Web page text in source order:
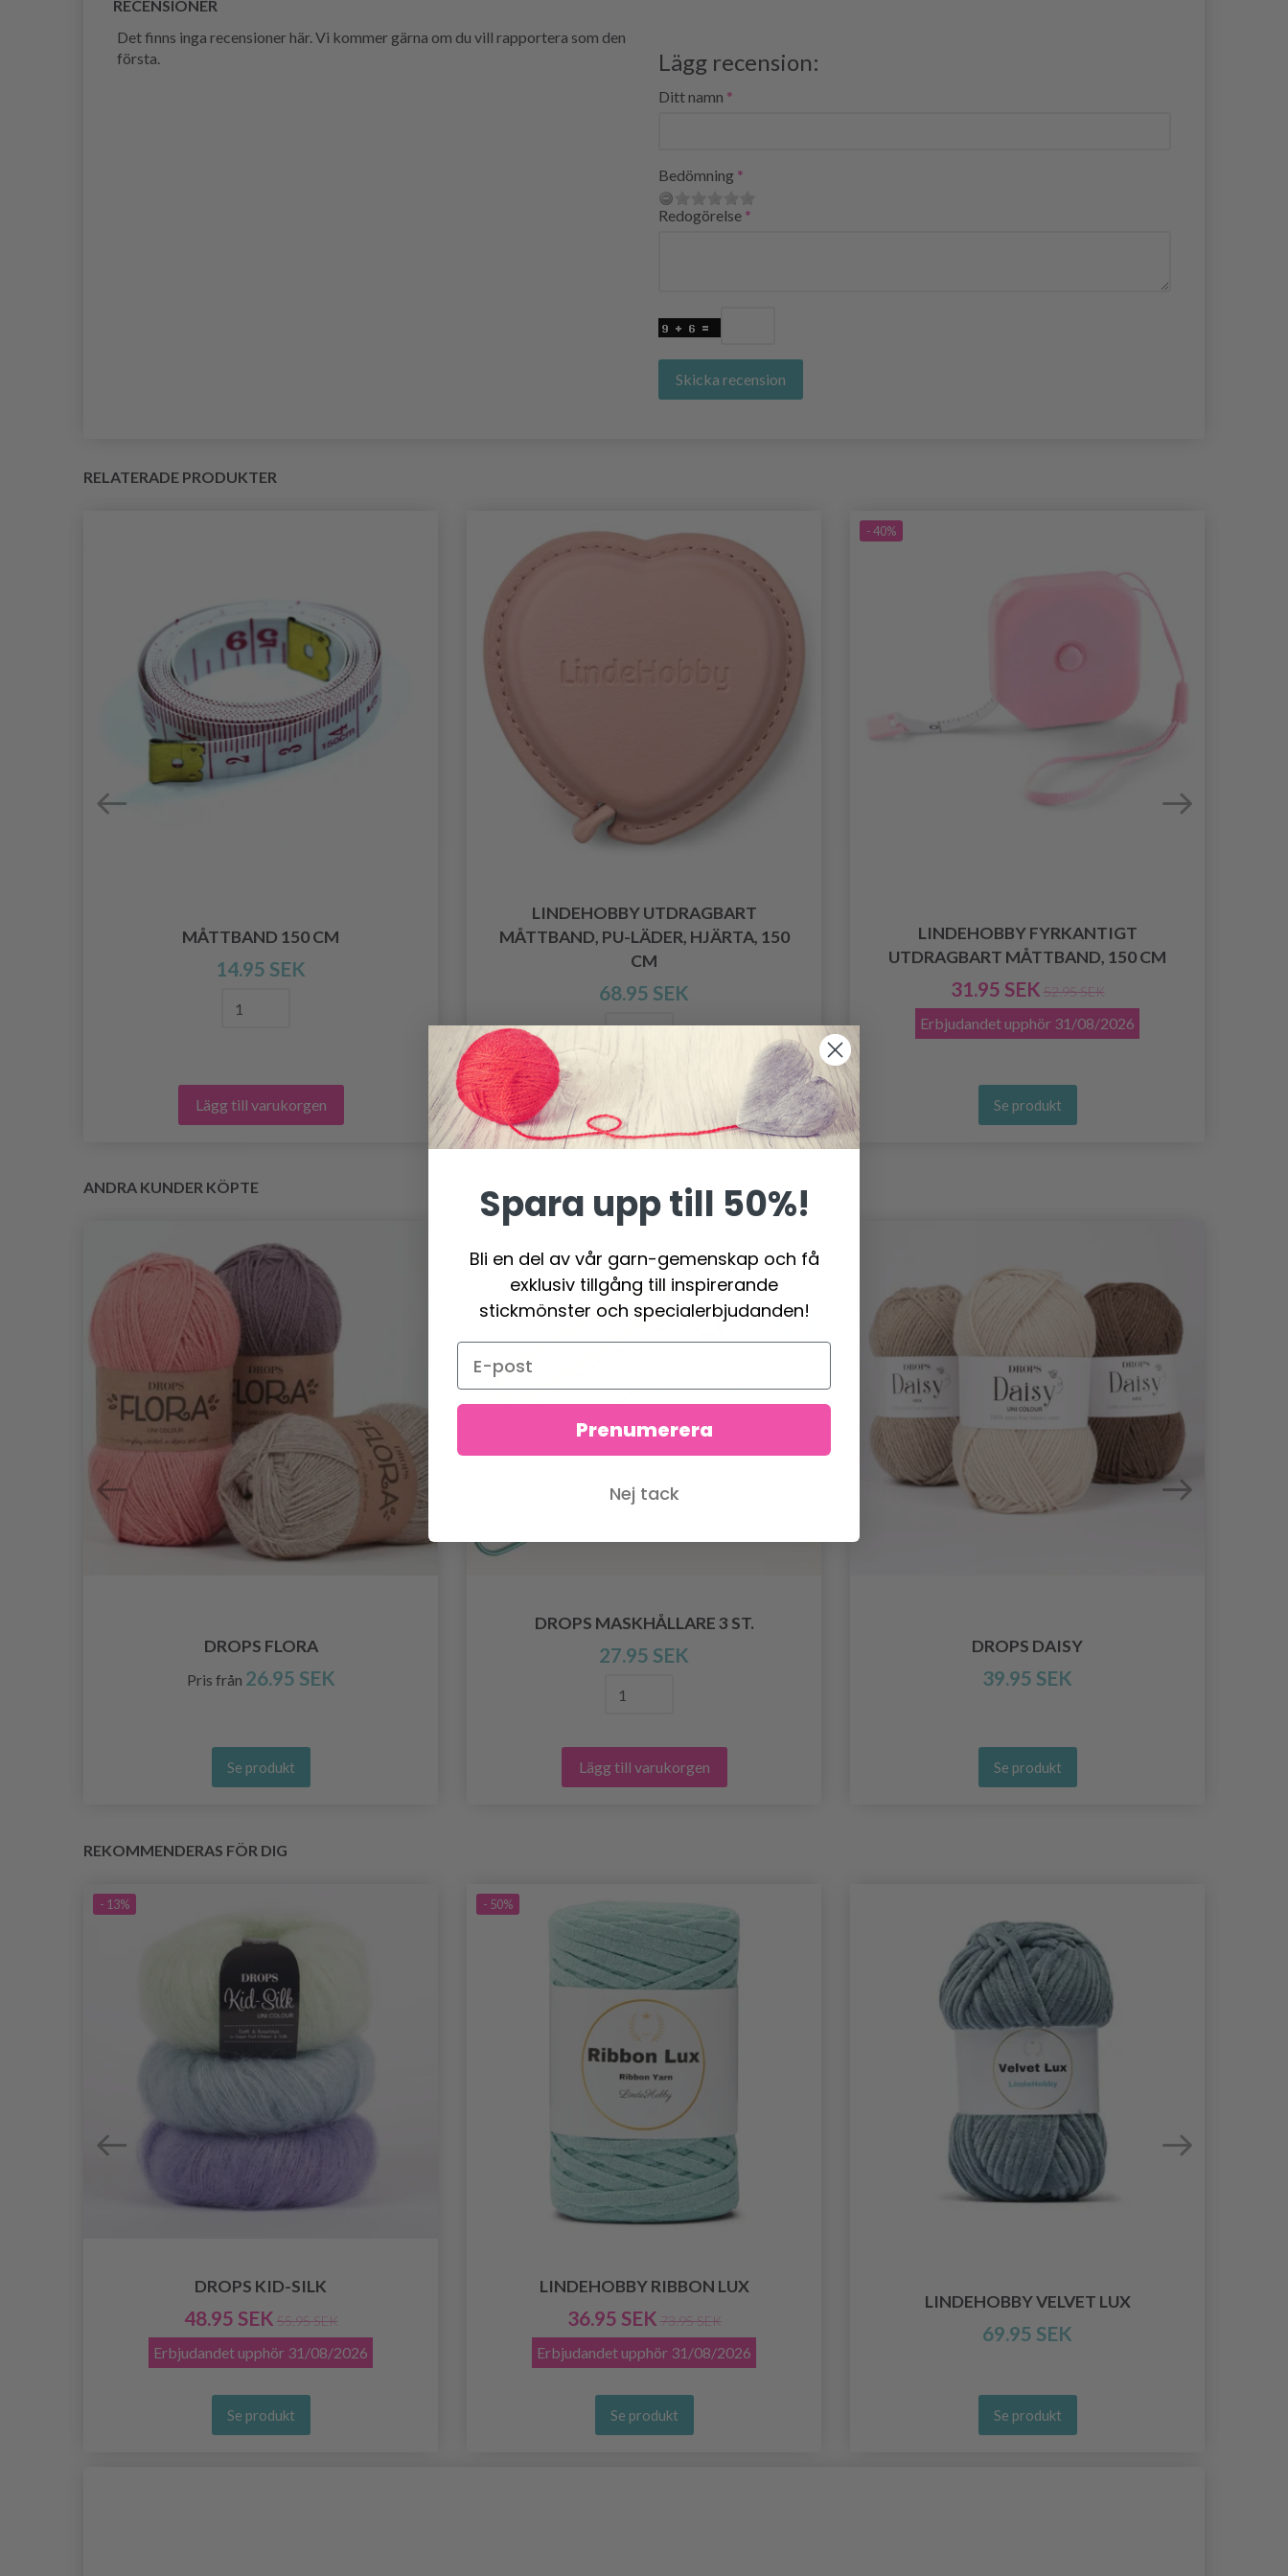
RECENSIONER
Det finns inga recensioner här. Vi kommer gärna om du vill rapportera som den
första.
Lägg recension:
Ditt namn
Bedömning
Redogörelse
Skicka recension
RELATERADE PRODUKTER
MÅTTBAND 150 CM
14.95 SEK
Lägg till varukorgen
LINDEHOBBY UTDRAGBART
MÅTTBAND, PU-LÄDER, HJÄRTA, 150
CM
68.95 SEK
Lägg till varukorgen
- 40%
LINDEHOBBY FYRKANTIGT
UTDRAGBART MÅTTBAND, 150 CM
31.95 SEK 52.95 SEK
Erbjudandet upphör 31/08/2026
Se produkt
ANDRA KUNDER KÖPTE
DROPS FLORA
Pris från 26.95 SEK
Se produkt
DROPS MASKHÅLLARE 3 ST.
27.95 SEK
Lägg till varukorgen
DROPS DAISY
39.95 SEK
Se produkt
REKOMMENDERAS FÖR DIG
- 13%
DROPS KID-SILK
48.95 SEK 55.95 SEK
Erbjudandet upphör 31/08/2026
Se produkt
- 50%
LINDEHOBBY RIBBON LUX
36.95 SEK 73.95 SEK
Erbjudandet upphör 31/08/2026
Se produkt
LINDEHOBBY VELVET LUX
69.95 SEK
Se produkt
Spara upp till 50%!
Bli en del av vår garn-gemenskap och få
exklusiv tillgång till inspirerande
stickmönster och specialerbjudanden!
Prenumerera
Nej tack